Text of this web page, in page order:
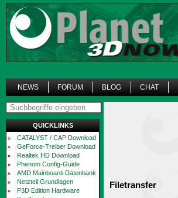
NEWS FORUM BLOG CHAT
QUICKLINKS
CATALYST / CAP Download
GeForce-Treiber Download
Realtek HD Download
Phenom Config-Guide
AMD Mainboard-Datenbank
Netzteil Grundlagen
P3D Edition Hardware
Filetransfer